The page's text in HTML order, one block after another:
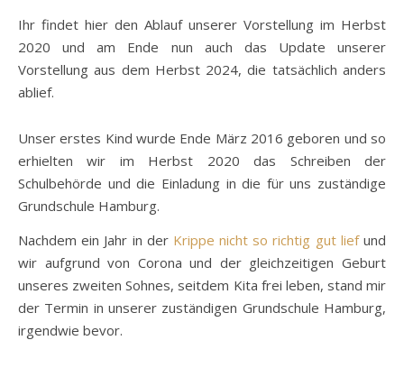
Ihr findet hier den Ablauf unserer Vorstellung im Herbst
2020 und am Ende nun auch das Update unserer
Vorstellung aus dem Herbst 2024, die tatsächlich anders
ablief.
Unser erstes Kind wurde Ende März 2016 geboren und so
erhielten wir im Herbst 2020 das Schreiben der
Schulbehörde und die Einladung in die für uns zuständige
Grundschule Hamburg.
Nachdem ein Jahr in der Krippe nicht so richtig gut liefund
wir aufgrund von Corona und der gleichzeitigen Geburt
unseres zweiten Sohnes, seitdem Kita frei leben, stand mir
der Termin in unserer zuständigen Grundschule Hamburg,
irgendwie bevor.